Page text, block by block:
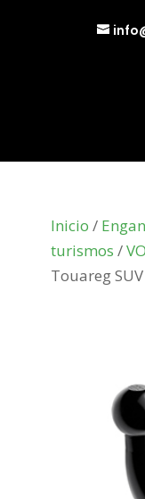
Inicio /
turismos /
Touareg